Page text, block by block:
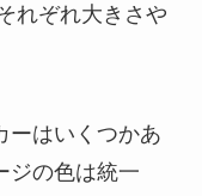
れぞれ大きさや
ーはいくつかあ
ジの色は統一